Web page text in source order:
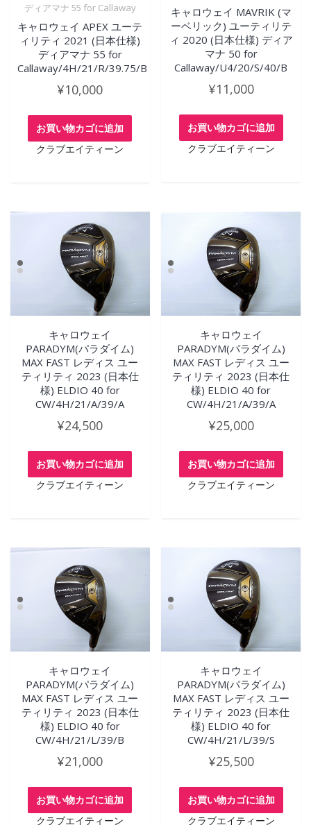
ディアマナ 55 for Callaway
キャロウェイ APEX ユーテ
ィリティ 2021 (日本仕様)
ディアマナ 55 for
Callaway/4H/21/R/39.75/B
¥10,000
お買い物カゴに追加
クラブエイティーン
キャロウェイ MAVRIK (マ
ーベリック) ユーティリテ
ィ 2020 (日本仕様) ディア
マナ 50 for
Callaway/U4/20/S/40/B
¥11,000
お買い物カゴに追加
クラブエイティーン
キャロウェイ
PARADYM(パラダイム)
MAX FAST レディス ユー
ティリティ 2023 (日本仕
様) ELDIO 40 for
CW/4H/21/A/39/A
¥24,500
お買い物カゴに追加
クラブエイティーン
キャロウェイ
PARADYM(パラダイム)
MAX FAST レディス ユー
ティリティ 2023 (日本仕
様) ELDIO 40 for
CW/4H/21/A/39/A
¥25,000
お買い物カゴに追加
クラブエイティーン
キャロウェイ
PARADYM(パラダイム)
MAX FAST レディス ユー
ティリティ 2023 (日本仕
様) ELDIO 40 for
CW/4H/21/L/39/B
¥21,000
お買い物カゴに追加
クラブエイティーン
キャロウェイ
PARADYM(パラダイム)
MAX FAST レディス ユー
ティリティ 2023 (日本仕
様) ELDIO 40 for
CW/4H/21/L/39/S
¥25,500
お買い物カゴに追加
クラブエイティーン